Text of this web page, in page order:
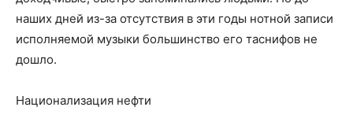
наших дней из-за отсутствия в эти годы нотной записи
исполняемой музыки большинство его таснифов не
дошло.
Национализация нефти